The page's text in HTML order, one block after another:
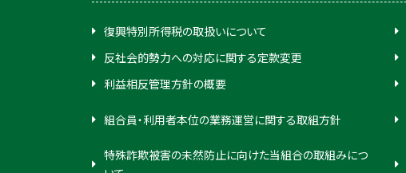
復興特別所得税の取扱いについて
反社会的勢力への対応に関する定款変更
利益相反管理方針の概要
組合員・利用者本位の業務運営に関する取組方針
特殊詐欺被害の未然防止に向けた当組合の取組みにつ